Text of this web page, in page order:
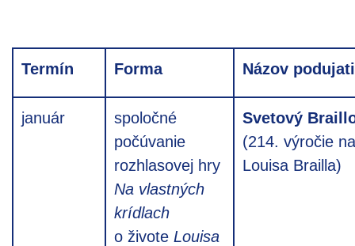
Termín Forma Názov
január
spoločné
počúvanie
rozhlasovej hry
Na vlastných
krídlach
o živote Louisa
Svetový
(214. výročie
Louisa Brailla)